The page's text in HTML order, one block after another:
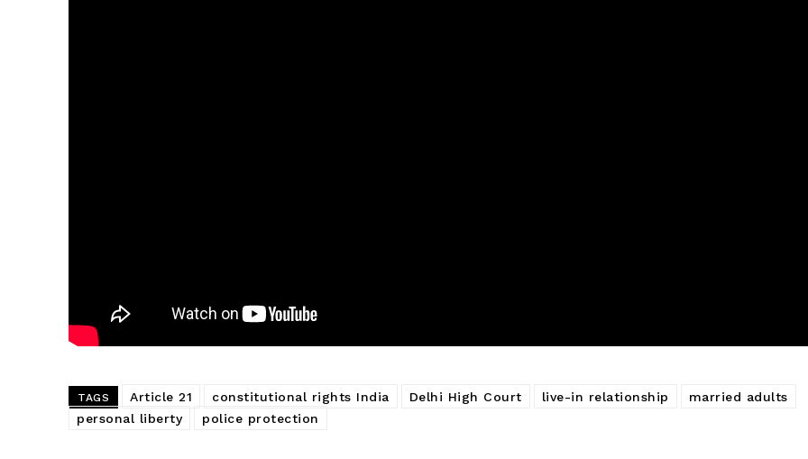
TAGS Article 21 constitutional rights India Delhi High Court live-in relationship
married adults
personal liberty
police protection